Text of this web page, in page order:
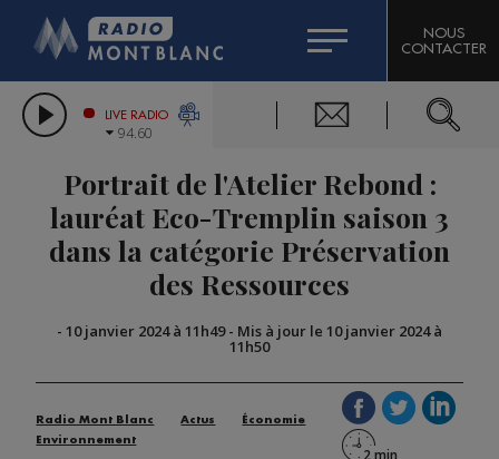
LES CHRONIQUES DE L'EXPERT
CITIZEN MACHINERY
GRAND MASSIF DOMAINES SKIABLES
BIGARD
COMPAGNIE DU MONT-BLANC
NOUS
CONTACTER
LIVE RADIO
94.60
Portrait de l'Atelier Rebond :
lauréat Eco-Tremplin saison 3
dans la catégorie Préservation
des Ressources
- 10 janvier 2024 à 11h49- Mis à jour le 10 janvier 2024 à
11h50
Radio Mont Blanc Actus
Économie
Environnement